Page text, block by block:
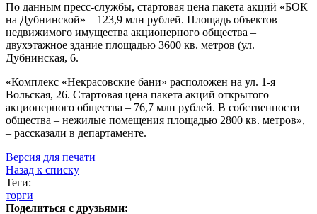
По данным пресс-службы, стартовая цена пакета акций «БОК
на Дубнинской» – 123,9 млн рублей. Площадь объектов
недвижимого имущества акционерного общества –
двухэтажное здание площадью 3600 кв. метров (ул.
Дубнинская, 6.
«Комплекс «Некрасовские бани» расположен на ул. 1-я
Вольская, 26. Стартовая цена пакета акций открытого
акционерного общества – 76,7 млн рублей. В собственности
общества – нежилые помещения площадью 2800 кв. метров»,
– рассказали в департаменте.
Версия для печати
Назад к списку
Теги:
торги
Поделиться с друзьями: